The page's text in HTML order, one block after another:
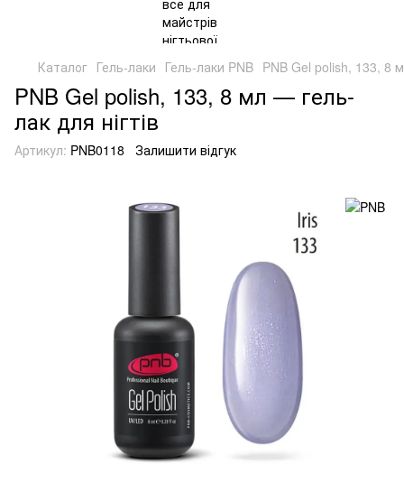
Каталог Гель-лаки Гель-лаки PNB PNB Gel polish, 133, 8
PNB Gel polish, 133, 8 мл — гель-
лак для нігтів
Артикул: PNB0118 Залишити відгук